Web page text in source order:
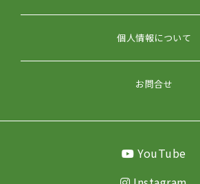
個人情報について
お問合せ
YouTube